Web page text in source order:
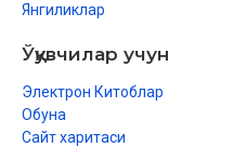
Янгиликлар
Ўқувчилар учун
Электрон Китоблар
Обуна
Сайт харитаси